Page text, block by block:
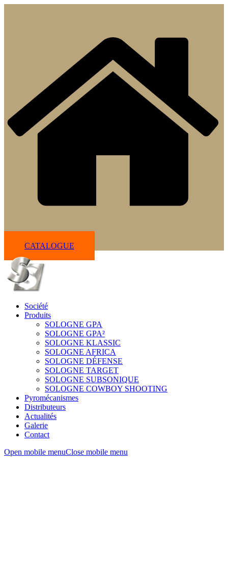
CATALOGUE
Société
Produits
SOLOGNE GPA
SOLOGNE GPA²
SOLOGNE KLASSIC
SOLOGNE AFRICA
SOLOGNE DÉFENSE
SOLOGNE TARGET
SOLOGNE SUBSONIQUE
SOLOGNE COWBOY SHOOTING
Pyromécanismes
Distributeurs
Actualités
Galerie
Contact
Open mobile menuClose mobile menu